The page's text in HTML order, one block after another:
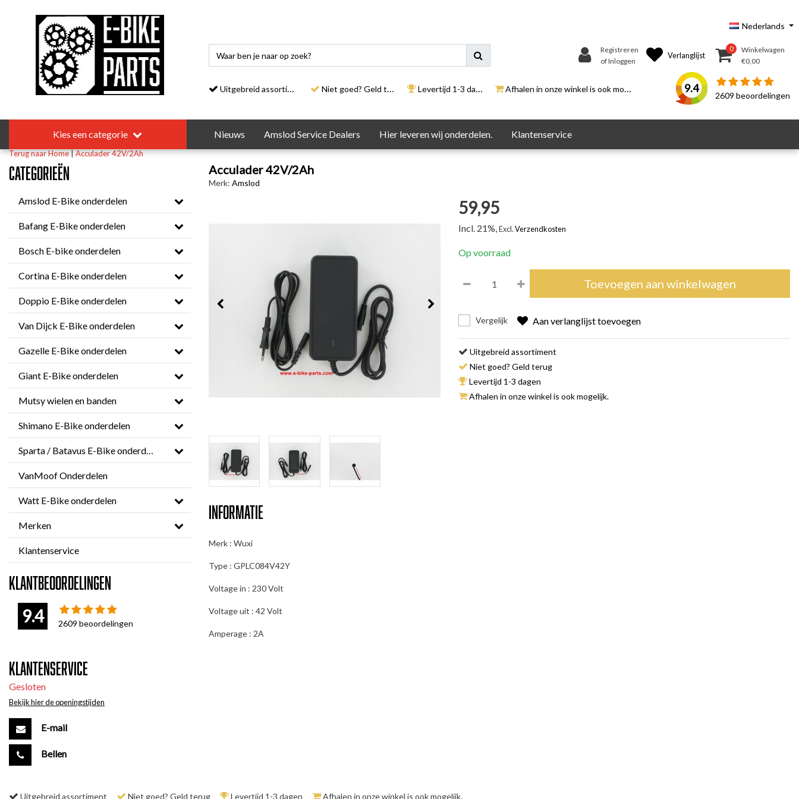
Nederlands
Registreren
of Inloggen
Verlanglijst
0
Winkelwagen
€0,00
Uitgebreid assortiment Niet goed? Geld terug Levertijd 1-3 dagen Afhalen in onze winkel is ook mogelijk. 9.4
2609 beoordelingen
Kies een categorie Nieuws Amslod Service Dealers Hier leveren wij onderdelen. Klantenservice
Terug naar Home|Acculader 42V/2Ah
Categorieën
Amslod E-Bike onderdelen
Bafang E-Bike onderdelen
Bosch E-bike onderdelen
Cortina E-Bike onderdelen
Doppio E-Bike onderdelen
Van Dijck E-Bike onderdelen
Gazelle E-Bike onderdelen
Giant E-Bike onderdelen
Mutsy wielen en banden
Shimano E-Bike onderdelen
Sparta / Batavus E-Bike onderdelen
VanMoof Onderdelen
Watt E-Bike onderdelen
Merken
Klantenservice
Klantbeoordelingen
9.4
2609 beoordelingen
Klantenservice
Gesloten
Bekijk hier de openingstijden
E-mail
Bellen
Acculader 42V/2Ah
Merk: Amslod
59,95
Incl. 21%,Excl.Verzendkosten
Op voorraad
Toevoegen aan winkelwagen
Vergelijk Aan verlanglijst toevoegen
Uitgebreid assortiment
Niet goed? Geld terug
Levertijd 1-3 dagen
Afhalen in onze winkel is ook mogelijk.
Informatie
Merk : Wuxi
Type : GPLC084V42Y
Voltage in : 230 Volt
Voltage uit : 42 Volt
Amperage : 2A
Uitgebreid assortiment Niet goed? Geld terug Levertijd 1-3 dagen Afhalen in onze winkel is ook mogelijk.